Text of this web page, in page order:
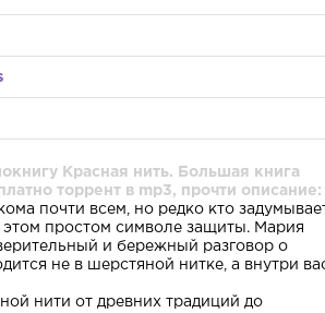
Красная нить. Большая книга
торрент в mp3, прочти описание:
почти всем, но редко кто
простом символе защиты. Мария
и бережный разговор о
не в шерстяной нитке, а внутри
нити от древних традиций до